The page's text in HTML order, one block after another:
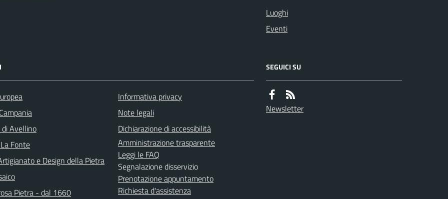
Luoghi
Eventi
di Avellino
Fonte
e Design della Pietra
Pietra - dal 1660
Informativa privacy
Note legali
Dichiarazione di accessibilità
Amministrazione trasparente
Leggi le FAQ
Segnalazione disservizio
Prenotazione appuntamento
Richiesta d'assistenza
SEGUICI SU
Newsletter